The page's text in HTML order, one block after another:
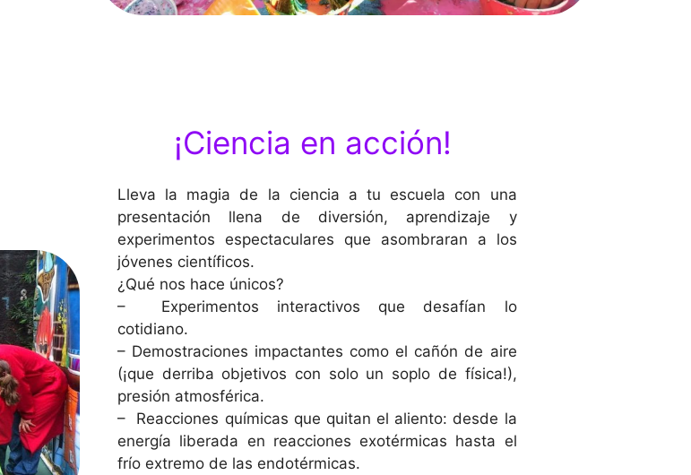
¡Ciencia en acción!
Lleva la magia de la ciencia a tu escuela con una
presentación llena de diversión, aprendizaje y
experimentos espectaculares que asombraran a los
jóvenes científicos.
¿Qué nos hace únicos?
– Experimentos interactivos que desafían lo
cotidiano.
– Demostraciones impactantes como el cañón de aire
(¡que derriba objetivos con solo un soplo de física!),
presión atmosférica.
– Reacciones químicas que quitan el aliento: desde la
energía liberada en reacciones exotérmicas hasta el
frío extremo de las endotérmicas.